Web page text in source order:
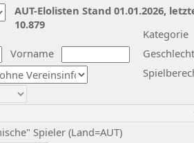
Vorname
Kategorie
Geschlecht
Spieler (Land=AUT)
AUT-Elolisten Stand 01.01.2026,
10.879